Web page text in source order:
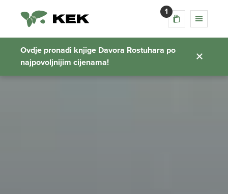
1
Ovdje pronađi knjige Davora Rostuhara po
najpovoljnijim cijenama!